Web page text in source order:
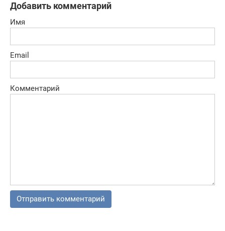
Добавить комментарий
Имя
Email
Комментарий